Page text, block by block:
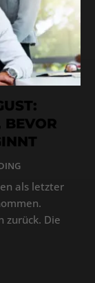
BEVOR
als letzter
zurück. Die